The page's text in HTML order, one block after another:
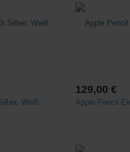
Weiß
129,00 €
Apple Pencil